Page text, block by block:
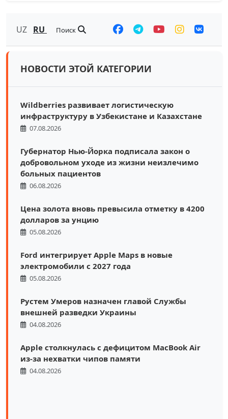
UZ RU Поиск
НОВОСТИ ЭТОЙ КАТЕГОРИИ
Wildberries развивает логистическую
инфраструктуру в Узбекистане и Казахстане
07.08.2026
Губернатор Нью-Йорка подписала закон о
добровольном уходе из жизни неизлечимо
больных пациентов
06.08.2026
Цена золота вновь превысила отметку в 4200
долларов за унцию
05.08.2026
Ford интегрирует Apple Maps в новые
электромобили с 2027 года
05.08.2026
Рустем Умеров назначен главой Службы
внешней разведки Украины
04.08.2026
Apple столкнулась с дефицитом MacBook Air
из-за нехватки чипов памяти
04.08.2026